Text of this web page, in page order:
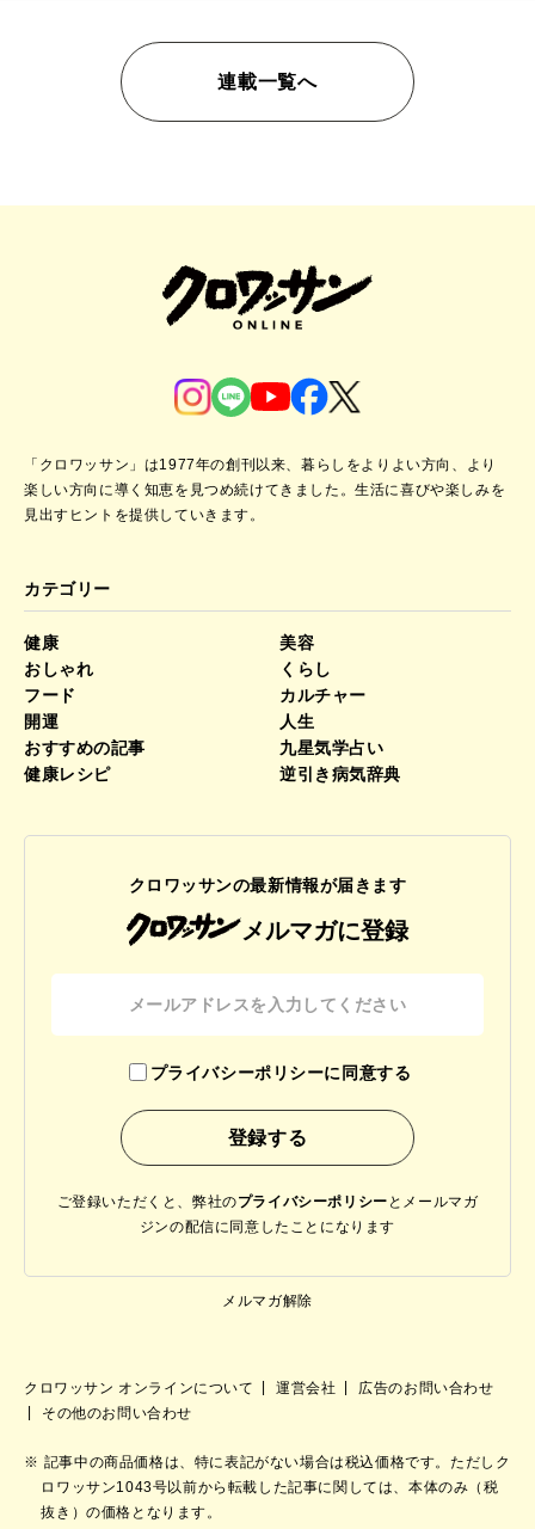
連載一覧へ
「クロワッサン」は1977年の創刊以来、暮らしをよりよい方向、より
楽しい方向に導く知恵を見つめ続けてきました。生活に喜びや楽しみを
見出すヒントを提供していきます。
カテゴリー
健康
美容
おしゃれ
くらし
フード
カルチャー
開運
人生
おすすめの記事
九星気学占い
健康レシピ
逆引き病気辞典
クロワッサンの最新情報が届きます
メルマガに登録
プライバシーポリシーに同意する
ご登録いただくと、弊社のプライバシーポリシー と メールマガ
ジンの配信に同意したことになります
メルマガ解除
クロワッサン オンラインについて 運営会社
広告のお問い合わせ
その他のお問い合わせ
記事中の商品価格は、特に表記がない場合は税込価格です。ただしク
ロワッサン1043号以前から転載した記事に関しては、本体のみ（税
抜き）の価格となります。